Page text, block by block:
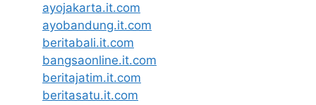
ayojakarta.it.com
ayobandung.it.com
beritabali.it.com
bangsaonline.it.com
beritajatim.it.com
beritasatu.it.com